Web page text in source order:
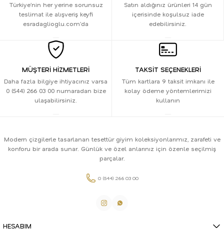
Türkiye’nin her yerine sorunsuz
teslimat ile alışveriş keyfi
esradaglioglu.com’da
Satın aldığınız ürünleri 14 gün
içerisinde koşulsuz iade
edebilirsiniz.
MÜŞTERİ HİZMETLERİ
Daha fazla bilgiye ihtiyacınız varsa
0 (544) 266 03 00 numaradan bize
ulaşabilirsiniz.
TAKSİT SEÇENEKLERİ
Tüm kartlara 9 taksit imkanı ile
kolay ödeme yöntemlerimizi
kullanın
Modern çizgilerle tasarlanan tesettür giyim koleksiyonlarımız, zarafeti ve
konforu bir arada sunar. Günlük ve özel anlarınız için özenle seçilmiş
parçalar.
0 (544) 266 03 00
HESABIM